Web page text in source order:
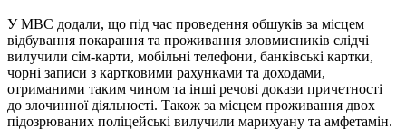
У МВС додали, що під час проведення обшуків за місцем
відбування покарання та проживання зловмисників слідчі
вилучили сім-карти, мобільні телефони, банківські картки,
чорні записи з картковими рахунками та доходами,
отриманими таким чином та інші речові докази причетності
до злочинної діяльності. Також за місцем проживання двох
підозрюваних поліцейські вилучили марихуану та амфетамін.